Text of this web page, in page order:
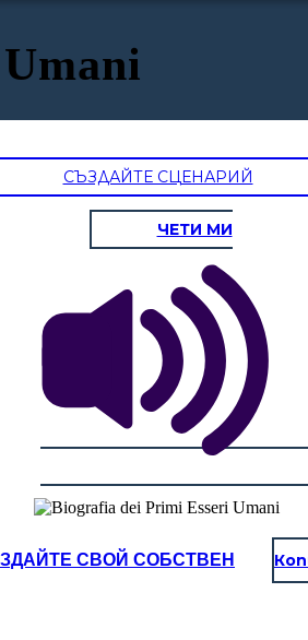
СЪЗДАЙТЕ СЦЕНАРИЙ
ЧЕТИ МИ
СВОЙ СОБСТВЕН